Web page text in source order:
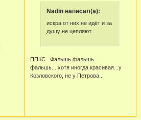
Nadin написал(а):
искра от них не идёт и за
душу не цепляют.
ППКС...Фальшь фальшь
фальшь....хотя иногда красивая...у
Козловского, не у Петрова...